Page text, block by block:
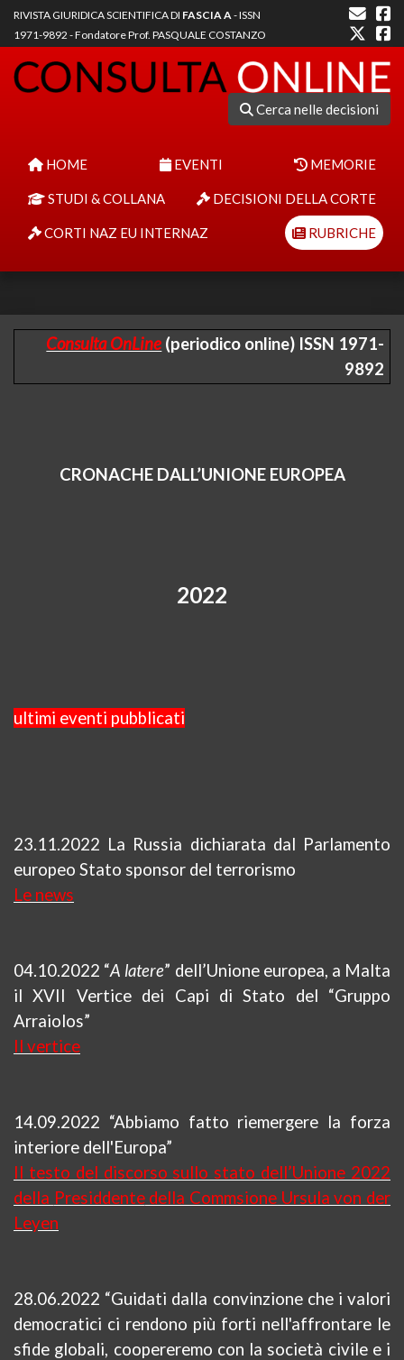
RIVISTA GIURIDICA SCIENTIFICA DI FASCIA A- ISSN
1971-9892 - Fondatore Prof. PASQUALE COSTANZO
Cerca nelle decisioni
HOME EVENTI MEMORIE
STUDI & COLLANA DECISIONI DELLA CORTE
CORTI NAZ EU INTERNAZ RUBRICHE
Consulta OnLine (periodico online) ISSN 1971-
9892
CRONACHE DALL’UNIONE EUROPEA
2022
ultimi eventi pubblicati
23.11.2022 La Russia dichiarata dal Parlamento
europeo Stato sponsor del terrorismo
Le news
04.10.2022 “A latere” dell’Unione europea, a Malta
il XVII Vertice dei Capi di Stato del “Gruppo
Arraiolos”
Il vertice
14.09.2022 “Abbiamo fatto riemergere la forza
interiore dell'Europa”
Il testo del discorso sullo stato dell’Unione 2022
della Presiddentedella Commsione Ursula von der
Leyen
28.06.2022 “Guidati dalla convinzione che i valori
democratici ci rendono più forti nell'affrontare le
sfide globali, coopereremo con la società civile e i